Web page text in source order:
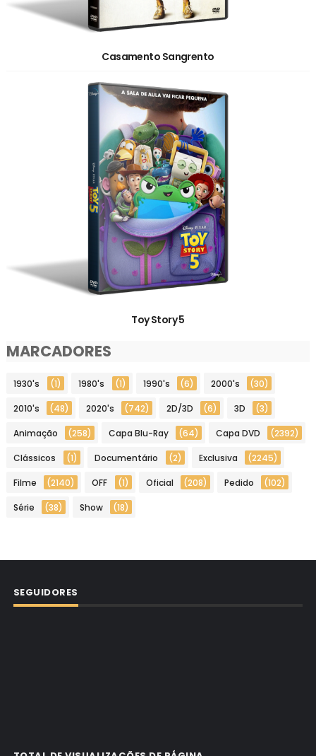
Casamento Sangrento
Toy Story 5
MARCADORES
1930's (1) 1980's (1) 1990's (6) 2000's (30)
2010's (48) 2020's (742) 2D/3D (6) 3D (3)
Animação (258) Capa Blu-Ray (64) Capa DVD (2392)
Clássicos (1) Documentário (2) Exclusiva (2245)
Filme (2140) OFF (1) Oficial (208) Pedido (102)
Série (38) Show (18)
SEGUIDORES